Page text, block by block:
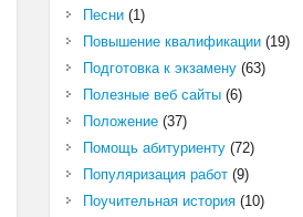
Песни(1)
Повышение квалификации(19)
Подготовка к экзамену(63)
Полезные веб сайты(6)
Положение(37)
Помощь абитуриенту(72)
Популяризация работ(9)
Поучительная история(10)